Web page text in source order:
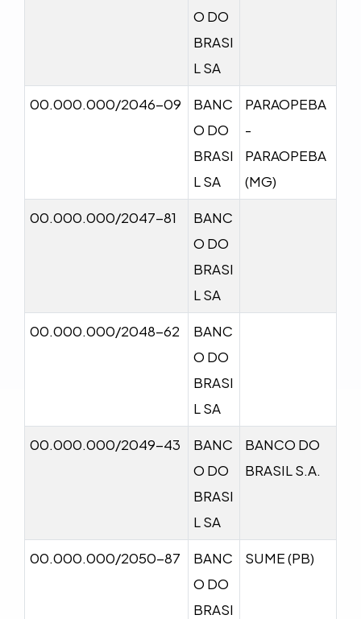
O DO
BRASI
L SA
00.000.000/2046-09
BANC
O DO
BRASI
L SA
PARAOPEBA
-
PARAOPEBA
(MG)
00.000.000/2047-81
BANC
O DO
BRASI
L SA
00.000.000/2048-62
BANC
O DO
BRASI
L SA
00.000.000/2049-43
BANC
O DO
BRASI
L SA
BANCO DO
BRASIL S.A.
00.000.000/2050-87
BANC
O DO
BRASI
SUME (PB)